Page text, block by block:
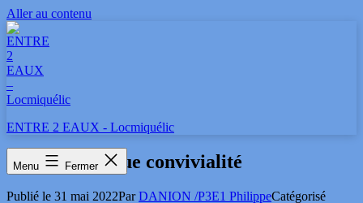
Aller au contenu
ENTRE 2 EAUX - Locmiquélic
Menu Fermer
Soirée barbecue convivialité
Publié le 31 mai 2022ParDANION /P3E1 PhilippeCatégorisé